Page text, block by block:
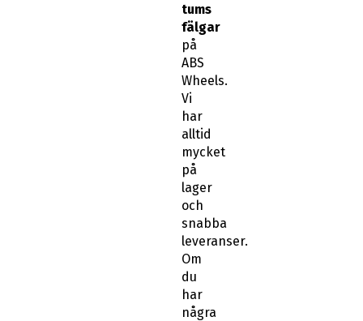
tums
fälgar
på
ABS
Wheels.
Vi
har
alltid
mycket
på
lager
och
snabba
leveranser.
Om
du
har
några